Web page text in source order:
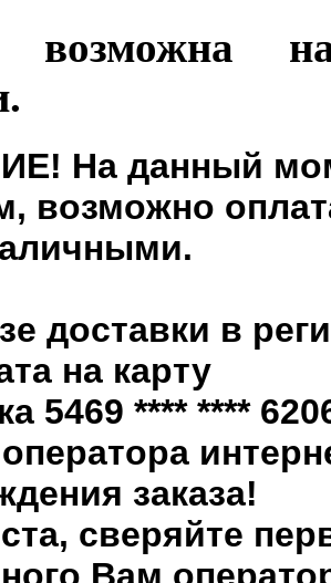
возможна
На данный
возможно
доставки в
на карту
5469 **** ****
заказа!
сверяйте
Вам